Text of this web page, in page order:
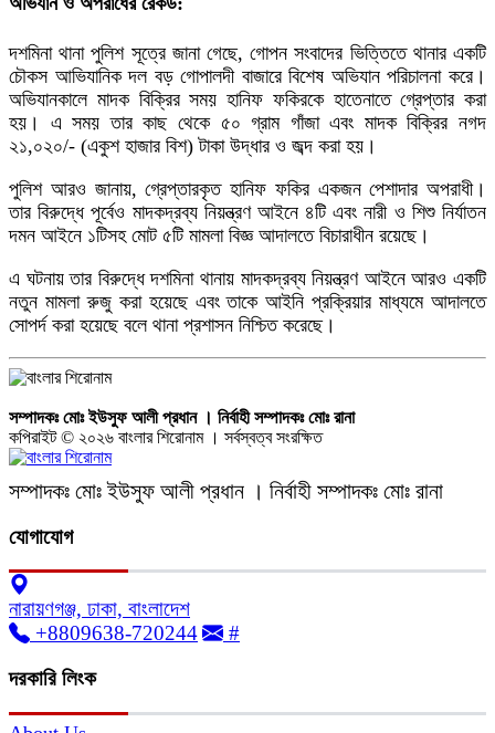
​দশমিনা থানা পুলিশ সূত্রে জানা গেছে, গোপন সংবাদের ভিত্তিতে থানার একটি
চৌকস আভিযানিক দল বড় গোপালদী বাজারে বিশেষ অভিযান পরিচালনা করে।
অভিযানকালে মাদক বিক্রির সময় হানিফ ফকিরকে হাতেনাতে গ্রেপ্তার করা
হয়। এ সময় তার কাছ থেকে ৫০ গ্রাম গাঁজা এবং মাদক বিক্রির নগদ
২১,০২০/- (একুশ হাজার বিশ) টাকা উদ্ধার ও জব্দ করা হয়।
​পুলিশ আরও জানায়, গ্রেপ্তারকৃত হানিফ ফকির একজন পেশাদার অপরাধী।
তার বিরুদ্ধে পূর্বেও মাদকদ্রব্য নিয়ন্ত্রণ আইনে ৪টি এবং নারী ও শিশু নির্যাতন
দমন আইনে ১টিসহ মোট ৫টি মামলা বিজ্ঞ আদালতে বিচারাধীন রয়েছে।
​এ ঘটনায় তার বিরুদ্ধে দশমিনা থানায় মাদকদ্রব্য নিয়ন্ত্রণ আইনে আরও একটি
নতুন মামলা রুজু করা হয়েছে এবং তাকে আইনি প্রক্রিয়ার মাধ্যমে আদালতে
সোপর্দ করা হয়েছে বলে থানা প্রশাসন নিশ্চিত করেছে।
সম্পাদকঃ মোঃ ইউসুফ আলী প্রধান । নির্বাহী সম্পাদকঃ মোঃ রানা
কপিরাইট © ২০২৬ বাংলার শিরোনাম । সর্বস্বত্ব সংরক্ষিত
সম্পাদকঃ মোঃ ইউসুফ আলী প্রধান । নির্বাহী সম্পাদকঃ মোঃ রানা
যোগাযোগ
নারায়ণগঞ্জ, ঢাকা, বাংলাদেশ
+8809638-720244
#
দরকারি লিংক